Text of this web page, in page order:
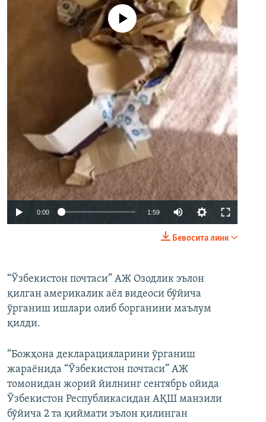
360p
Айни дамда медиа-манба мавжуд
эмас
0:00 1:59
720p
1080p
Бевосита линк
“Ўзбекистон почтаси” АЖ Озодлик эълон
қилган америкалик аёл видеоси бўйича
ўрганиш ишлари олиб борганини маълум
қилди.
“Божҳона декларацияларини ўрганиш
жараёнида “Ўзбекистон почтаси” АЖ
томонидан жорий йилнинг сентябрь ойида
Ўзбекистон Республикасидан АҚШ манзили
бўйича 2 та қиймати эълон қилинган